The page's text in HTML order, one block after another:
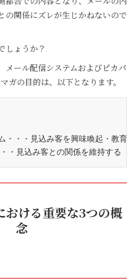
の関係にズレが生じかねないので
しょうか？
メール配信システムおよびピカパ
ガの目的は、以下となります。
・・・見込み客を興味喚起・教育
・・見込み客との関係を維持する（
おける重要な3つの概
念